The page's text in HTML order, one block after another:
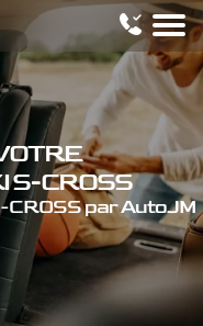
S-CROSS
CROSS par AutoJM